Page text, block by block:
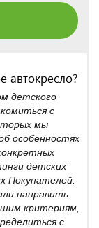
автокресло?
детского
с
мы
особенностях
детских
Покупателей.
направить
критериям,
с